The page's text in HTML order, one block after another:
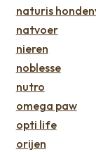
naturis
natvoer
nieren
noblesse
nutro
omega paw
opti life
orijen